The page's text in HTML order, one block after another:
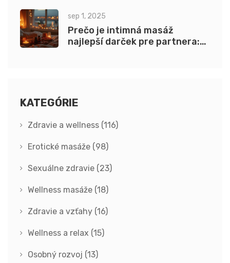
sep 1, 2025
Prečo je intimná masáž
najlepší darček pre partnera:
KATEGÓRIE
Zdravie a wellness (116)
Erotické masáže (98)
Sexuálne zdravie (23)
Wellness masáže (18)
Zdravie a vzťahy (16)
Wellness a relax (15)
Osobný rozvoj (13)